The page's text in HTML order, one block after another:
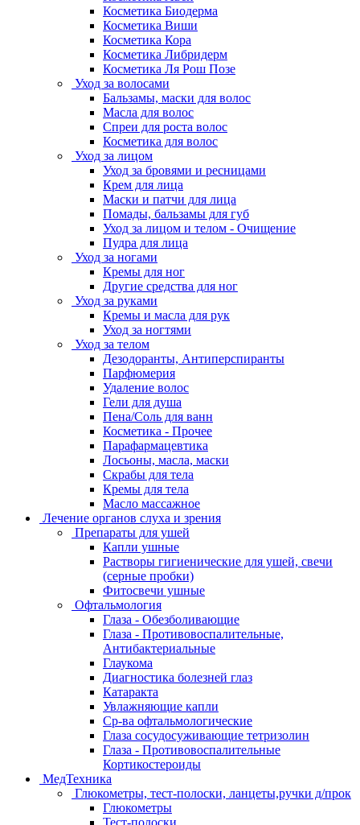
Косметика Биодерма
Косметика Виши
Косметика Кора
Косметика Либридерм
Косметика Ля Рош Позе
Уход за волосами
Бальзамы, маски для волос
Масла для волос
Спреи для роста волос
Косметика для волос
Уход за лицом
Уход за бровями и ресницами
Крем для лица
Маски и патчи для лица
Помады, бальзамы для губ
Уход за лицом и телом - Очищение
Пудра для лица
Уход за ногами
Кремы для ног
Другие средства для ног
Уход за руками
Кремы и масла для рук
Уход за ногтями
Уход за телом
Дезодоранты, Антиперспиранты
Парфюмерия
Удаление волос
Гели для душа
Пена/Соль для ванн
Косметика - Прочее
Парафармацевтика
Лосьоны, масла, маски
Скрабы для тела
Кремы для тела
Масло массажное
Лечение органов слуха и зрения
Препараты для ушей
Капли ушные
Растворы гигиенические для ушей, свечи
(серные пробки)
Фитосвечи ушные
Офтальмология
Глаза - Обезболивающие
Глаза - Противовоспалительные,
Антибактериальные
Глаукома
Диагностика болезней глаз
Катаракта
Увлажняющие капли
Ср-ва офтальмологические
Глаза сосудосуживающие тетризолин
Глаза - Противовоспалительные
Кортикостероиды
МедТехника
Глюкометры, тест-полоски, ланцеты,ручки д/прок
Глюкометры
Тест-полоски